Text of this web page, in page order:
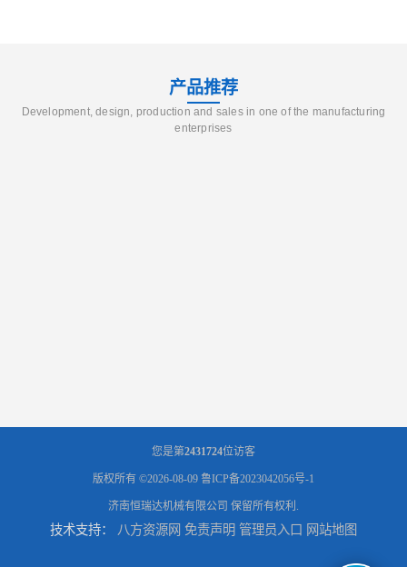
产品推荐
Development, design, production and sales in one of the manufacturing
enterprises
您是第2431724位访客
版权所有 ©2026-08-09 鲁ICP备2023042056号-1
济南恒瑞达机械有限公司 保留所有权利.
技术支持： 八方资源网 免责声明 管理员入口 网站地图